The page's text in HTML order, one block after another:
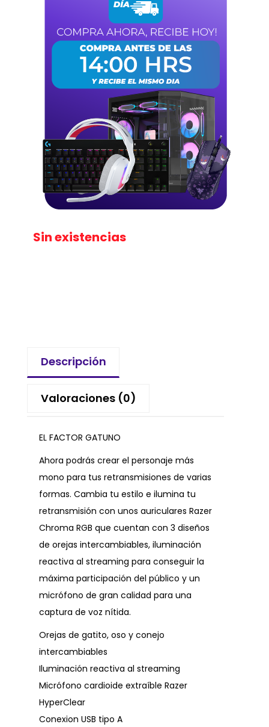
Sin existencias
Descripción
Valoraciones (0)
EL FACTOR GATUNO
Ahora podrás crear el personaje más
mono para tus retransmisiones de varias
formas. Cambia tu estilo e ilumina tu
retransmisión con unos auriculares Razer
Chroma RGB que cuentan con 3 diseños
de orejas intercambiables, iluminación
reactiva al streaming para conseguir la
máxima participación del público y un
micrófono de gran calidad para una
captura de voz nítida.
Orejas de gatito, oso y conejo
intercambiables
Iluminación reactiva al streaming
Micrófono cardioide extraíble Razer
HyperClear
Conexion USB tipo A